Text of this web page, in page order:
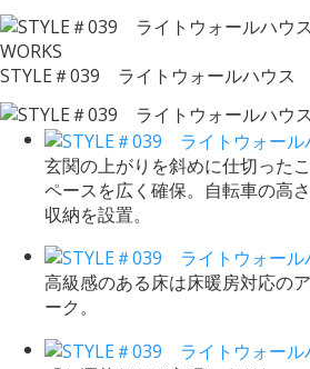
WORKS
STYLE＃039 ライトウォールハウス
玄関の上がりを斜めに仕切った
ペースを広く確保。自転車の高
収納を設置。
高級感のある床は床暖房対応の
ーク。